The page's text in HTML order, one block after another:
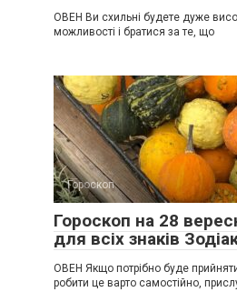
ОВЕН Ви схильні будете дуже
можливості і братися за те, що
Гороскоп
Гороскоп на 28
для всіх знаків
ОВЕН Якщо потрібно буде
робити це варто самостійно,